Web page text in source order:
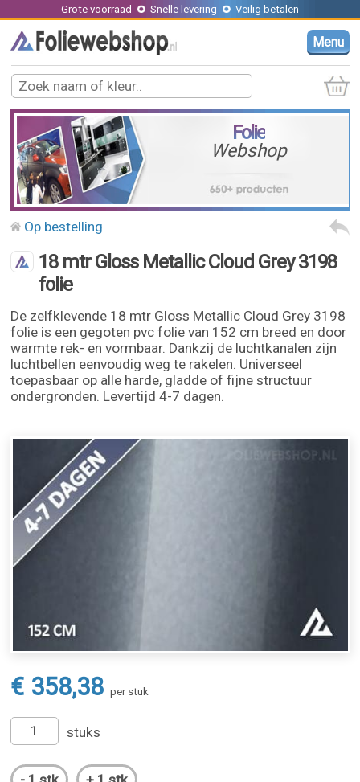
Grote voorraad Snelle levering Veilig betalen
Menu
Folie
Webshop
Op bestelling
18 mtr Gloss Metallic Cloud Grey 3198
folie
De zelfklevende 18 mtr Gloss Metallic Cloud Grey 3198
folie is een gegoten pvc folie van 152 cm breed en door
warmte rek- en vormbaar. Dankzij de luchtkanalen zijn
luchtbellen eenvoudig weg te rakelen. Universeel
toepasbaar op alle harde, gladde of fijne structuur
ondergronden. Levertijd 4-7 dagen.
€ 358,38 per stuk
stuks